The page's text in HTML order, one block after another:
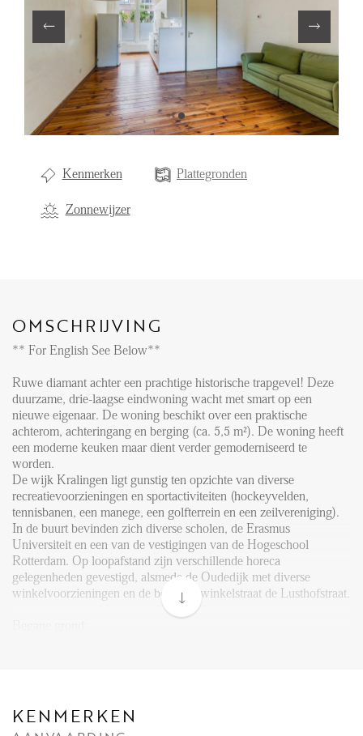
Kenmerken Plattegronden
Zonnewijzer
OMSCHRIJVING
** For English See Below**
Ruwe diamant achter een prachtige historische trapgevel! Deze
duurzame, drie-laagse eindwoning wacht met smart op een
nieuwe eigenaar. De woning beschikt over een praktische
achterom, achteringang en berging (ca. 5,5 m²). De woning heeft
een moderne keuken maar dient verder gemoderniseerd te
worden.
De wijk Kralingen ligt gunstig ten opzichte van diverse
recreatievoorzieningen en sportactiviteiten (hockeyvelden,
tennisbanen, een manege, een golfterrein en een zeilvereniging).
In de buurt bevinden zich diverse scholen, de Erasmus
Universiteit en een van de vestigingen van de Hogeschool
Rotterdam. Op loopafstand zijn verschillende horeca
gelegenheden gevestigd, alsmede de Oudedijk met diverse
winkelvoorzieningen en de bekende winkelstraat de Lusthofstraat.
ontbijten in de ochtendzon. Hier bevindt zich tevens de berging
KENMERKEN
DIENSTEN
Aanhuur
Aankoop
Beheer
Verhuur
Nieuwbouw
NIEUWS
OVER ONS
FAQ
Reviews
Werken bij
CONTACT
Den Haag
Hillegersberg
Rotterdam